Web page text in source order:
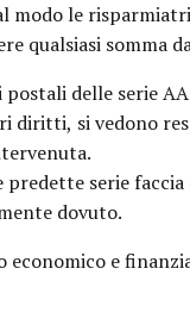
modo le
qualsiasi somma
delle serie
diritti, si vedono
serie faccia
dovuto.
economico e